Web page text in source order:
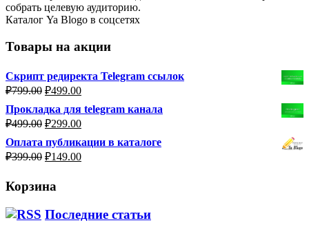
собрать целевую аудиторию.
Каталог Ya Blogo в соцсетях
Товары на акции
Скрипт редиректа Telegram ссылок
₽799.00 Первоначальная
составляла
₽799.00.
₽499.00Текущая
₽499.00.
Прокладка для telegram канала
₽499.00 Первоначальная
составляла
₽499.00.
₽299.00Текущая
₽299.00.
Оплата публикации в каталоге
₽399.00 Первоначальная
₽399.00.
₽149.00Текущая
Корзина
Последние статьи